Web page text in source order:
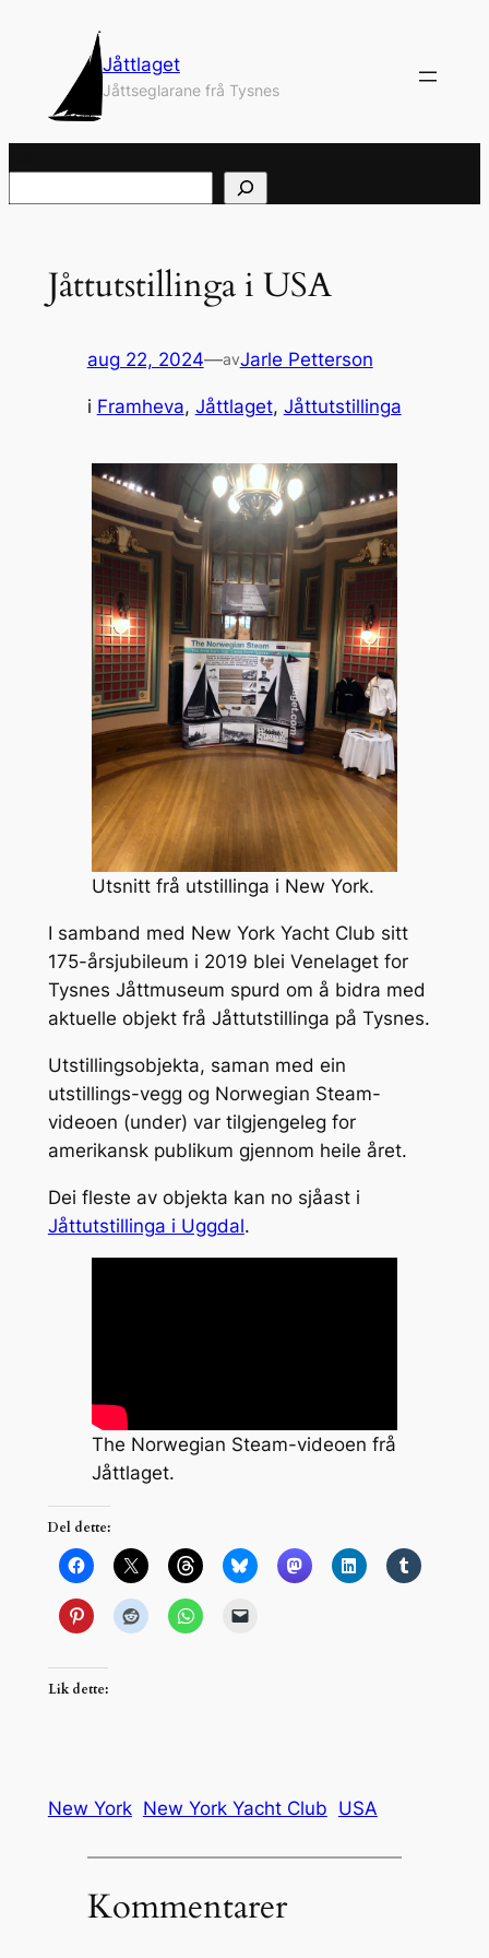
Jåttlaget
Jåttseglarane frå Tysnes
Jåttutstillinga i USA
aug 22, 2024—avJarle Petterson
i Framheva, Jåttlaget, Jåttutstillinga
Utsnitt frå utstillinga i New York.
I samband med New York Yacht Club sitt
175-årsjubileum i 2019 blei Venelaget for
Tysnes Jåttmuseum spurd om å bidra med
aktuelle objekt frå Jåttutstillinga på Tysnes.
Utstillingsobjekta, saman med ein
utstillings-vegg og Norwegian Steam-
videoen (under) var tilgjengeleg for
amerikansk publikum gjennom heile året.
Dei fleste av objekta kan no sjåast i
Jåttutstillinga i Uggdal.
The Norwegian Steam-videoen frå
Jåttlaget.
Del dette:
Lik dette:
New York New York Yacht Club USA
Kommentarer